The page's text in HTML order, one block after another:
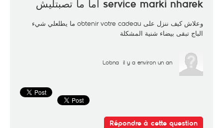
service marki nharek اما ما تصبتليش
وعلاش كيف ننزل على obtenir votre cadeau ما يطلعلي شيء
الباج تبقى بيضاء شنية المشكلة
Lobna il y a environ un an
Répondre à cette question